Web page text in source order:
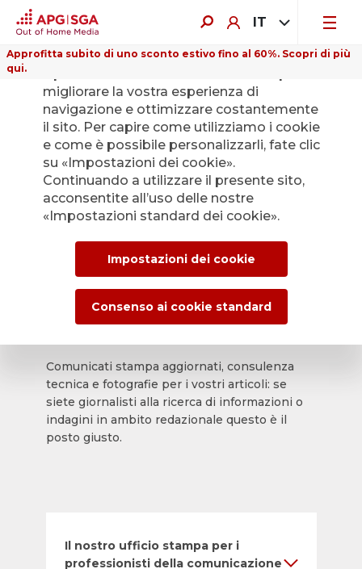
IT
Approfitta subito di uno sconto estivo fino al 60%. Scopri di più
qui.
Indietro
L’Ufficio stampa di
APG|SGA per le
news e i comunicati
stampa.
Comunicati stampa aggiornati, consulenza
tecnica e fotografie per i vostri articoli: se
siete giornalisti alla ricerca di informazioni o
indagini in ambito redazionale questo è il
posto giusto.
Il nostro ufficio stampa per i
professionisti della comunicazione
migliorare la vostra esperienza di
navigazione e ottimizzare costantemente
il sito. Per capire come utilizziamo i cookie
e come è possibile personalizzarli, fate clic
su «Impostazioni dei cookie».
Continuando a utilizzare il presente sito,
acconsentite all’uso delle nostre
«Impostazioni standard dei cookie».
Impostazioni dei cookie
Consenso ai cookie standard